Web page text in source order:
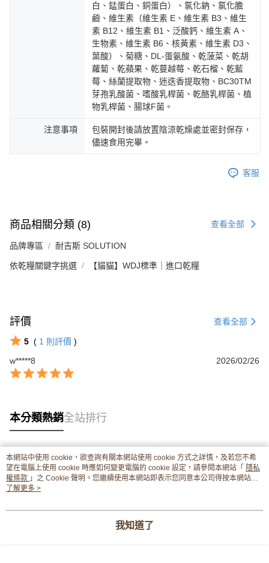
白、錳蛋白、銅蛋白）、氯化鈉、氯化膽
鹼、維生素（維生素 E、維生素 B3、維生
素 B12、維生素 B1、泛酸鈣、維生素 A、
生物素、維生素 B6、核黃素、維生素 D3、
葉酸）、菊糖、DL-蛋氨酸、乾菠菜、乾胡
蘿蔔、乾蘋果、乾蔓越莓、乾石榴、乾藍
莓、絲蘭提取物、迷迭香提取物、BC30TM
芽孢乳酸菌、嗜酸乳桿菌、乾酪乳桿菌、植
物乳桿菌、腸球F菌。
注意事項
包裝開封後請放置陰涼乾燥處並密封保存，
儘速食用完畢。
客服
商品相關分類 (8) 查看全部
品牌專區 耐吉斯 SOLUTION
依乾糧關鍵字挑選 【貓貓】WDJ標準｜進口乾糧
評價 查看全部
5 ( 1 則評價 )
w*****8
2026/02/26
本分類熱銷全站排行
熱門標籤
本網站中使用 cookie，欲查詢有關本網站使用 cookie 方式之詳情，及若您不希
望在電腦上使用 cookie 時應如何變更電腦的 cookie 設定，請參閱本網站「 隱私
權條款 」之 Cookie 聲明。您繼續使用本網站即表示您同意本公司得按本網站使
用條款之 Cookie 聲明使用 cookie。
了解更多 >
我知道了